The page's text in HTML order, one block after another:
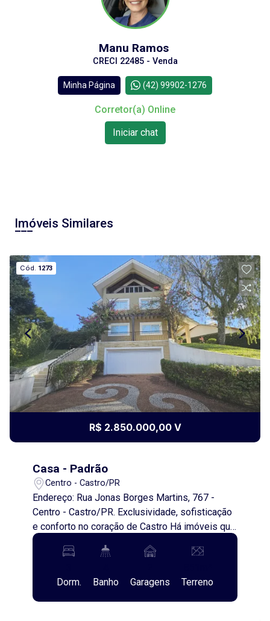
Manu Ramos
CRECI 22485 - Venda
Minha Página (42) 99902-1276
Corretor(a) Online
Iniciar chat
Imóveis Similares
Cód. 1273
R$ 2.850.000,00 V
Casa - Padrão
Centro - Castro/PR
Endereço: Rua Jonas Borges Martins, 767 -
Centro - Castro/PR. Exclusividade, sofisticação
e conforto no coração de Castro Há imóveis que
impressionam pelas dimensões. Outros
encantam pelos detalhes. E existem aqueles
Esta magnífica residência de alto padrão,
localizada em uma das regiões mais
Dorm.
Banho
Garagens
Terreno